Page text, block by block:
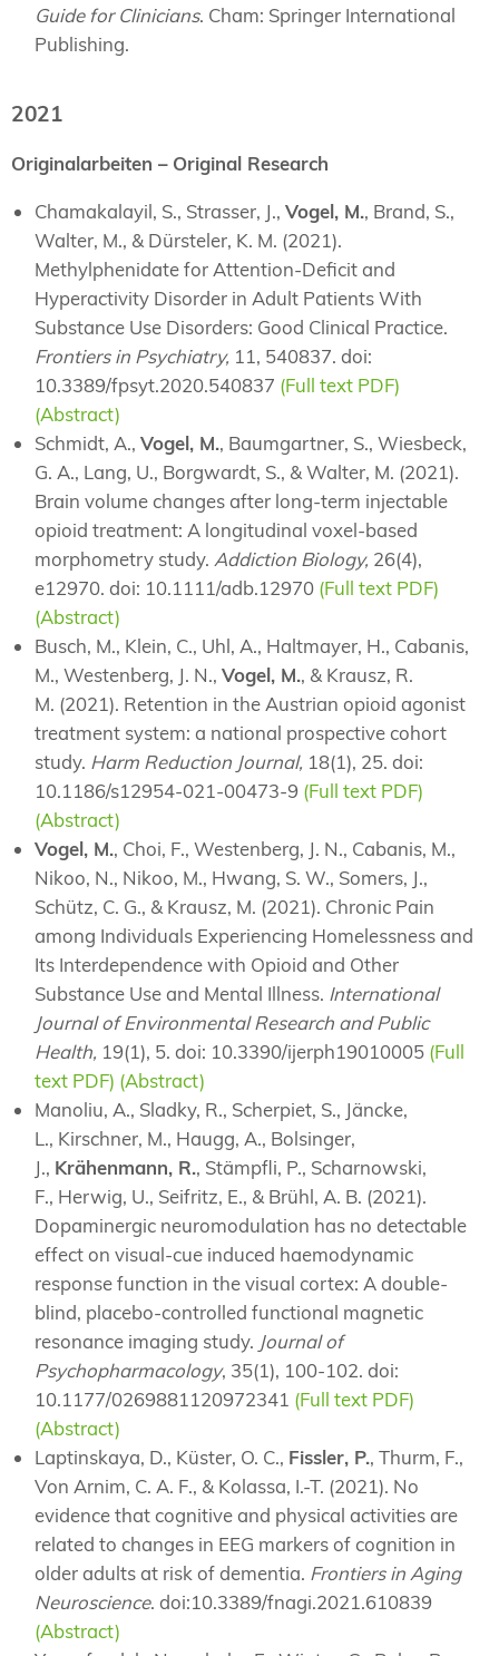
Guide for Clinicians. Cham: Springer International
Publishing.
2021
Originalarbeiten – Original Research
Chamakalayil, S., Strasser, J., Vogel, M., Brand, S.,
Walter, M., & Dürsteler, K. M. (2021).
Methylphenidate for Attention-Deficit and
Hyperactivity Disorder in Adult Patients With
Substance Use Disorders: Good Clinical Practice.
Frontiers in Psychiatry, 11, 540837. doi:
10.3389/fpsyt.2020.540837 (Full text PDF)
(Abstract)
Schmidt, A., Vogel, M., Baumgartner, S., Wiesbeck,
G. A., Lang, U., Borgwardt, S., & Walter, M. (2021).
Brain volume changes after long‐term injectable
opioid treatment: A longitudinal voxel‐based
morphometry study. Addiction Biology, 26(4),
e12970. doi: 10.1111/adb.12970 (Full text PDF)
(Abstract)
Busch, M., Klein, C., Uhl, A., Haltmayer, H., Cabanis,
M., Westenberg, J. N., Vogel, M., & Krausz, R.
M. (2021). Retention in the Austrian opioid agonist
treatment system: a national prospective cohort
study. Harm Reduction Journal, 18(1), 25. doi:
10.1186/s12954-021-00473-9 (Full text PDF)
(Abstract)
Vogel, M., Choi, F., Westenberg, J. N., Cabanis, M.,
Nikoo, N., Nikoo, M., Hwang, S. W., Somers, J.,
Schütz, C. G., & Krausz, M. (2021). Chronic Pain
among Individuals Experiencing Homelessness and
Its Interdependence with Opioid and Other
Substance Use and Mental Illness. International
Journal of Environmental Research and Public
Health, 19(1), 5. doi: 10.3390/ijerph19010005 (Full
text PDF) (Abstract)
Manoliu, A., Sladky, R., Scherpiet, S., Jäncke,
L., Kirschner, M., Haugg, A., Bolsinger,
J., Krähenmann, R., Stämpfli, P., Scharnowski,
F., Herwig, U., Seifritz, E., & Brühl, A. B. (2021).
Dopaminergic neuromodulation has no detectable
effect on visual-cue induced haemodynamic
response function in the visual cortex: A double-
blind, placebo-controlled functional magnetic
resonance imaging study. Journal of
Psychopharmacology, 35(1), 100-102. doi:
10.1177/0269881120972341 (Full text PDF)
(Abstract)
Laptinskaya, D., Küster, O. C., Fissler, P., Thurm, F.,
Von Arnim, C. A. F., & Kolassa, I.-T. (2021). No
evidence that cognitive and physical activities are
related to changes in EEG markers of cognition in
older adults at risk of dementia. Frontiers in Aging
Neuroscience. doi:10.3389/fnagi.2021.610839
(Abstract)